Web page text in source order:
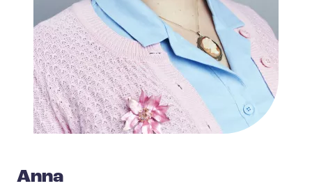
Anna